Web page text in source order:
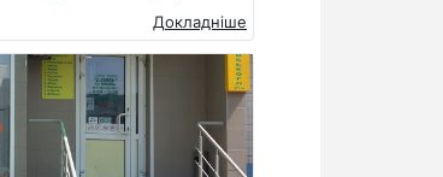
Докладніше